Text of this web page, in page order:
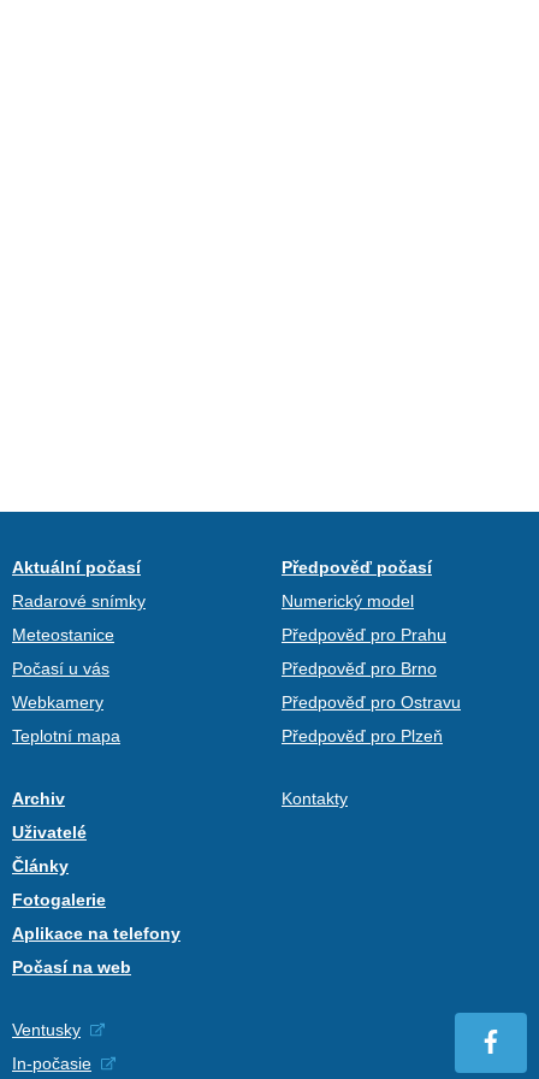
Aktuální počasí
Radarové snímky
Meteostanice
Počasí u vás
Webkamery
Teplotní mapa
Předpověď počasí
Numerický model
Předpověď pro Prahu
Předpověď pro Brno
Předpověď pro Ostravu
Předpověď pro Plzeň
Archiv
Uživatelé
Články
Fotogalerie
Aplikace na telefony
Počasí na web
Kontakty
Ventusky
In-počasie